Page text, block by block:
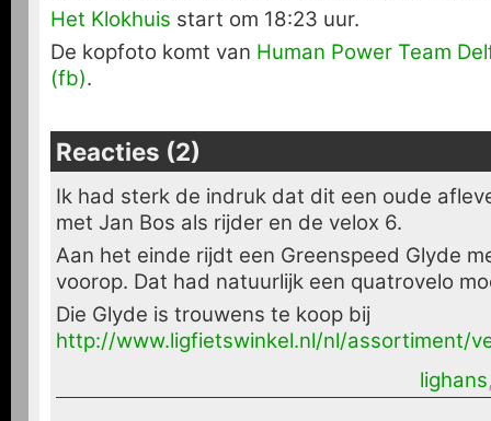
Het Klokhuis start om 18:23 uur.
De kopfoto komt van Human Power Team
(fb).
Reacties (2)
Ik had sterk de indruk dat dit een oude
met Jan Bos als rijder en de velox 6.
Aan het einde rijdt een Greenspeed Glyde
voorop. Dat had natuurlijk een quatrovelo
Die Glyde is trouwens te koop bij
http://www.ligfietswinkel.nl/nl/assortiment/
lighans